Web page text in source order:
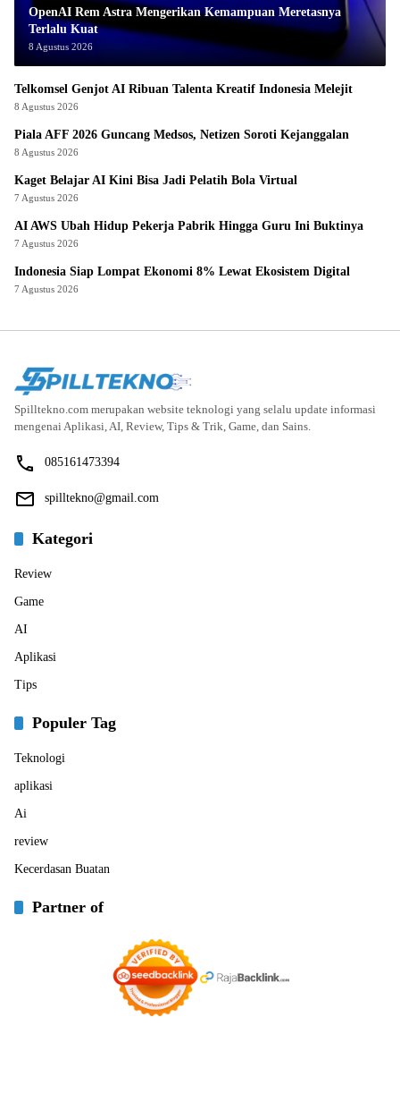
OpenAI Rem Astra Mengerikan Kemampuan Meretasnya
Terlalu Kuat
8 Agustus 2026
Telkomsel Genjot AI Ribuan Talenta Kreatif Indonesia Melejit
8 Agustus 2026
Piala AFF 2026 Guncang Medsos, Netizen Soroti Kejanggalan
8 Agustus 2026
Kaget Belajar AI Kini Bisa Jadi Pelatih Bola Virtual
7 Agustus 2026
AI AWS Ubah Hidup Pekerja Pabrik Hingga Guru Ini Buktinya
7 Agustus 2026
Indonesia Siap Lompat Ekonomi 8% Lewat Ekosistem Digital
7 Agustus 2026
Spilltekno.com merupakan website teknologi yang selalu update informasi
mengenai Aplikasi, AI, Review, Tips & Trik, Game, dan Sains.
085161473394
spilltekno@gmail.com
Kategori
Review
Game
AI
Aplikasi
Tips
Populer Tag
Teknologi
aplikasi
Ai
review
Kecerdasan Buatan
Partner of